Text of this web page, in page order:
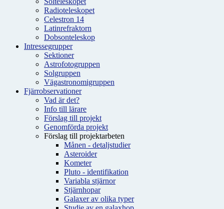
Radioteleskopet
Celestron 14
Latinrefraktorn
Dobsonteleskop
Intressegrupper
Sektioner
Astrofotogruppen
Solgruppen
Vägastronomigruppen
Fjärrobservationer
Vad är det?
Info till lärare
Förslag till projekt
Genomförda projekt
Förslag till projektarbeten
Månen - detaljstudier
Asteroider
Kometer
Pluto - identifikation
Variabla stjärnor
Stjärnhopar
Galaxer av olika typer